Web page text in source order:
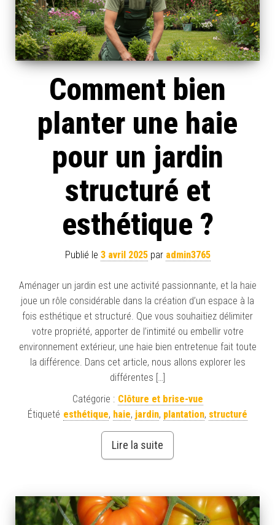
Comment bien
planter une haie
pour un jardin
structuré et
esthétique ?
Publié le 3 avril 2025par admin3765
Aménager un jardin est une activité passionnante, et la haie
joue un rôle considérable dans la création d’un espace à la
fois esthétique et structuré. Que vous souhaitiez délimiter
votre propriété, apporter de l’intimité ou embellir votre
environnement extérieur, une haie bien entretenue fait toute
la différence. Dans cet article, nous allons explorer les
différentes […]
Catégorie : Clôture et brise-vue
Étiqueté esthétique, haie, jardin, plantation, structuré
Lire la suite